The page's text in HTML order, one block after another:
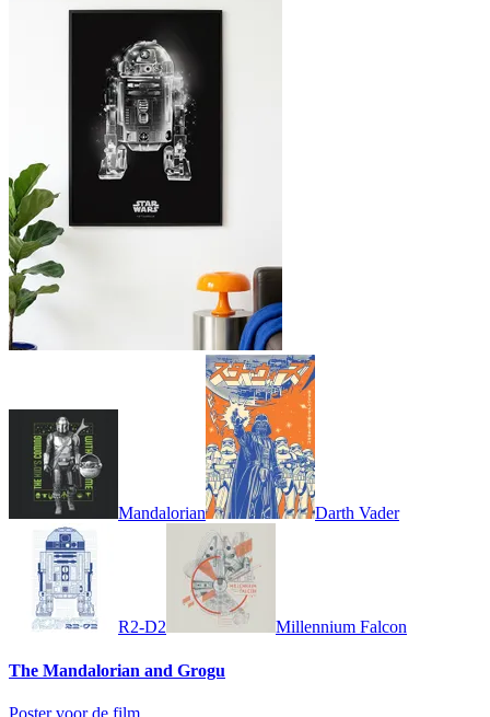
Mandalorian Darth Vader
R2-D2 Millennium Falcon
The Mandalorian and Grogu
Poster voor de film